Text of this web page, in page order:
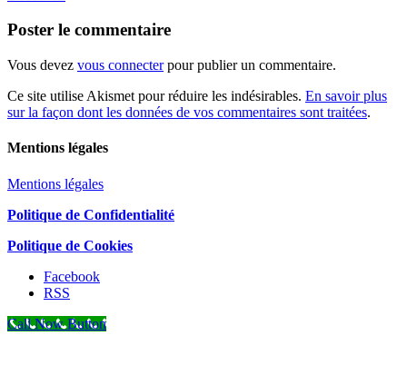
Poster le commentaire
Vous devez vous connecterpour publier un commentaire.
Ce site utilise Akismet pour réduire les indésirables. En savoir plus
sur la façon dont les données de vos commentaires sont traitées.
Mentions légales
Mentions légales
Politique de Confidentialité
Politique de Cookies
Facebook
RSS
Call Now Button